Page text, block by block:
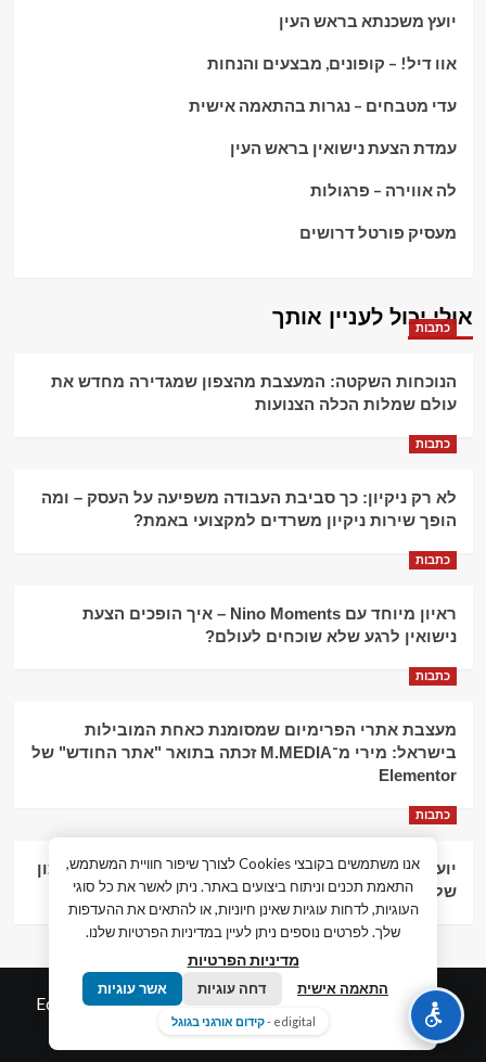
יועץ משכנתא בראש העין
אוו דיל! – קופונים, מבצעים והנחות
עדי מטבחים – נגרות בהתאמה אישית
עמדת הצעת נישואין בראש העין
לה אווירה – פרגולות
מעסיק פורטל דרושים
אולי יכול לעניין אותך
כתבות
הנוכחות השקטה: המעצבת מהצפון שמגדירה מחדש את
עולם שמלות הכלה הצנועות
כתבות
לא רק ניקיון: כך סביבת העבודה משפיעה על העסק – ומה
הופך שירות ניקיון משרדים למקצועי באמת?
כתבות
ראיון מיוחד עם Nino Moments – איך הופכים הצעת
נישואין לרגע שלא שוכחים לעולם?
כתבות
מעצבת אתרי הפרימיום שמסומנת כאחת המובילות
בישראל: מירי מ־M.MEDIA זכתה בתואר "אתר החודש" של
Elementor
כתבות
יועץ עסקי וליווי פיננסי – הדרך לצמיחה כלכלית וניהול נכון
של העסק
© כל הזכויות שמורות חדשות המאה ה-21 |
Edigital.co.ilby
אלימלך דיגיטל.
אנו משתמשים בקובצי Cookies לצורך שיפור חוויית המשתמש,
התאמת תכנים וניתוח ביצועים באתר. ניתן לאשר את כל סוגי
העוגיות, לדחות עוגיות שאינן חיוניות, או להתאים את ההעדפות
שלך. לפרטים נוספים ניתן לעיין במדיניות הפרטיות שלנו.
מדיניות הפרטיות
התאמה אישית דחה עוגיות אשר עוגיות
edigital - קידום אורגני בגוגל